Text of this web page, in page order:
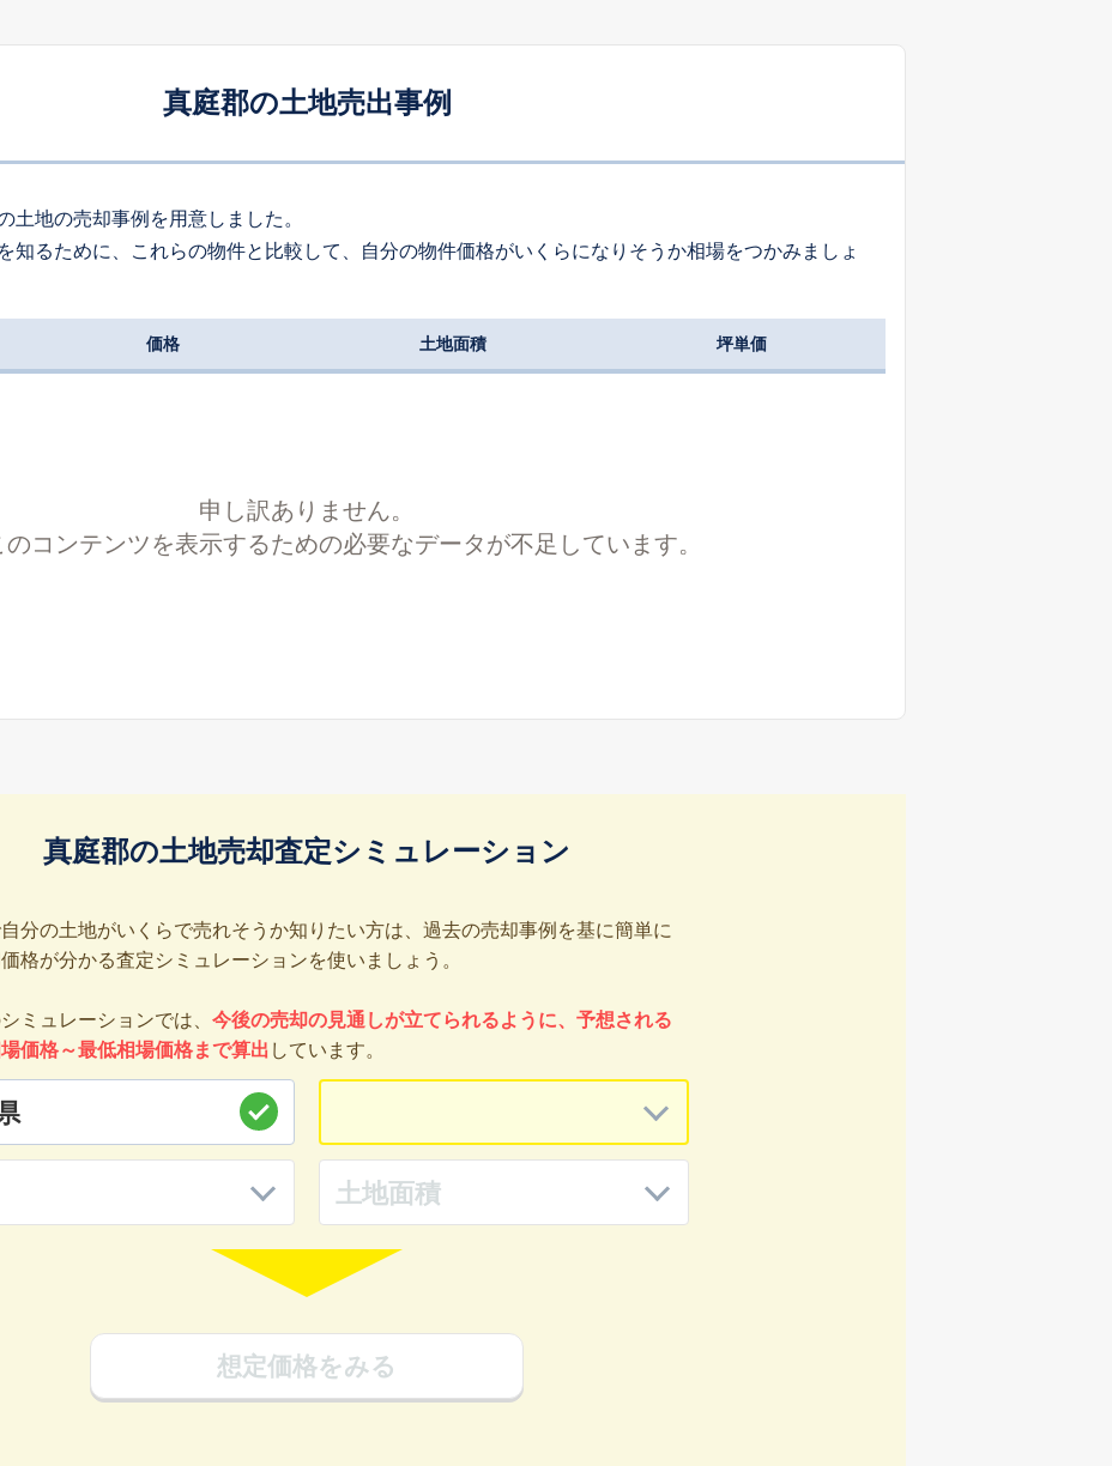
真庭郡の土地売出事例
土地の売却事例を用意しました。
知るために、これらの物件と比較して、自分の物件価格がいくらになりそうか相場をつかみましょ
価格 土地面積 坪単価
申し訳ありません。
コンテンツを表示するための必要なデータが不足しています。
真庭郡の土地売却査定シミュレーション
分の土地がいくらで売れそうか知りたい方は、過去の売却事例を基に簡単に
格が分かる査定シミュレーションを使いましょう。
ミュレーションでは、 今後の売却の見通しが立てられるように、予想される
価格～最低相場価格まで算出 しています。
想定価格をみる